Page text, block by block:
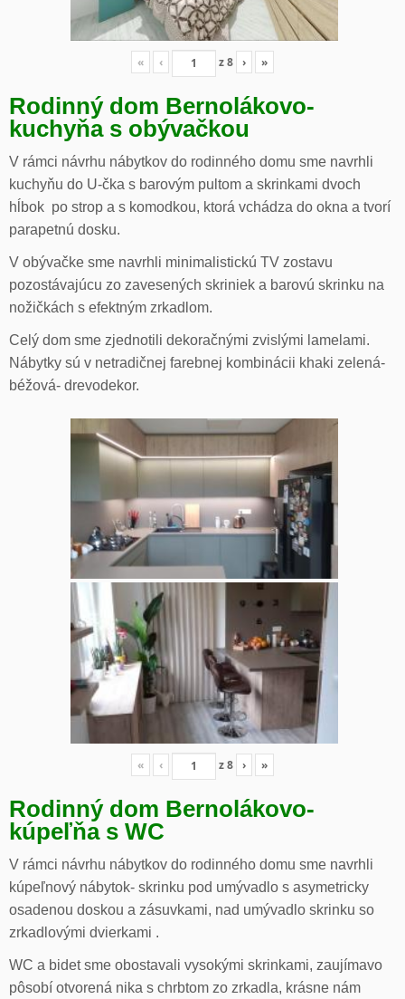
« ‹ z8 › »
Rodinný dom Bernolákovo-
kuchyňa s obývačkou
V rámci návrhu nábytkov do rodinného domu sme navrhli
kuchyňu do U-čka s barovým pultom a skrinkami dvoch
hĺbok po strop a s komodkou, ktorá vchádza do okna a tvorí
parapetnú dosku.
V obývačke sme navrhli minimalistickú TV zostavu
pozostávajúcu zo zavesených skriniek a barovú skrinku na
nožičkách s efektným zrkadlom.
Celý dom sme zjednotili dekoračnými zvislými lamelami.
Nábytky sú v netradičnej farebnej kombinácii khaki zelená-
béžová- drevodekor.
« ‹ z8 › »
Rodinný dom Bernolákovo-
kúpeľňa s WC
V rámci návrhu nábytkov do rodinného domu sme navrhli
kúpeľnový nábytok- skrinku pod umývadlo s asymetricky
osadenou doskou a zásuvkami, nad umývadlo skrinku so
zrkadlovými dvierkami .
WC a bidet sme obostavali vysokými skrinkami, zaujímavo
pôsobí otvorená nika s chrbtom zo zrkadla, krásne nám